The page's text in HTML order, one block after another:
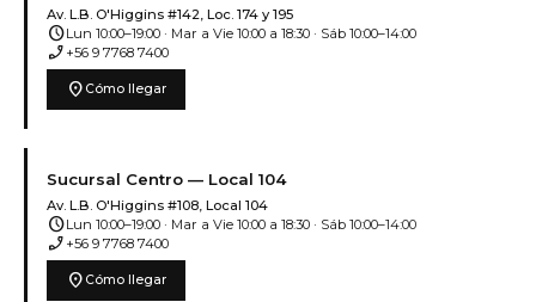
Av. L.B. O'Higgins #142, Loc. 174 y 195
scheduleLun 10:00–19:00 · Mar a Vie 10:00 a 18:30 · Sáb 10:00–14:00
phone_enabled +56 9 7768 7400
location_on Cómo llegar
Sucursal Centro — Local 104
Av. L.B. O'Higgins #108, Local 104
scheduleLun 10:00–19:00 · Mar a Vie 10:00 a 18:30 · Sáb 10:00–14:00
phone_enabled +56 9 7768 7400
location_on Cómo llegar